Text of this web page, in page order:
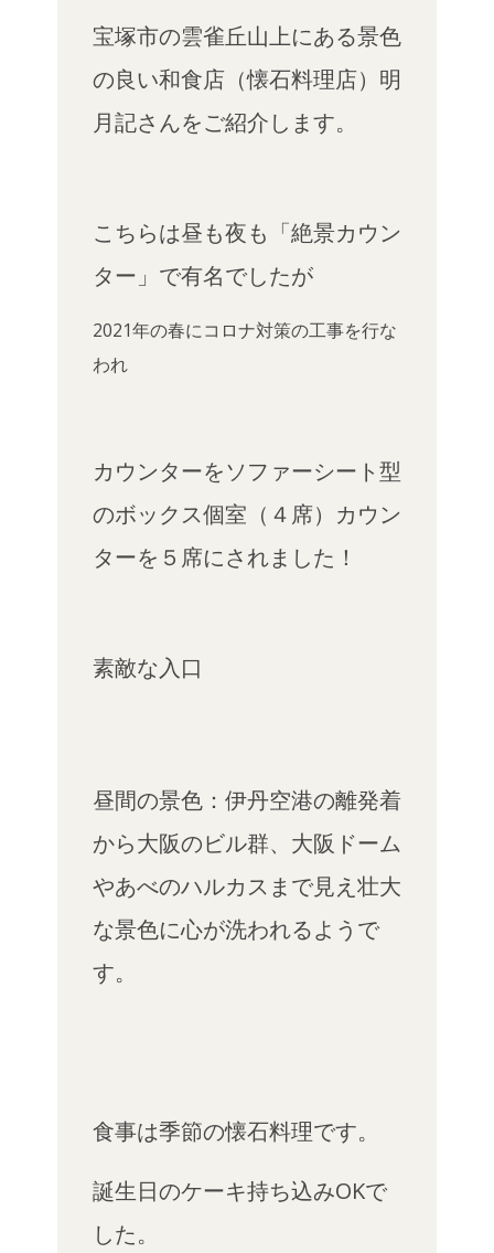
宝塚市の雲雀丘山上にある景色
の良い和食店（懐石料理店）明
月記さんをご紹介します。
こちらは昼も夜も「絶景カウン
ター」で有名でしたが
2021年の春にコロナ対策の工事を行な
われ
カウンターをソファーシート型
のボックス個室（４席）カウン
ターを５席にされました！
素敵な入口
昼間の景色：伊丹空港の離発着
から大阪のビル群、大阪ドーム
やあべのハルカスまで見え壮大
な景色に心が洗われるようで
す。
食事は季節の懐石料理です。
誕生日のケーキ持ち込みOKで
した。